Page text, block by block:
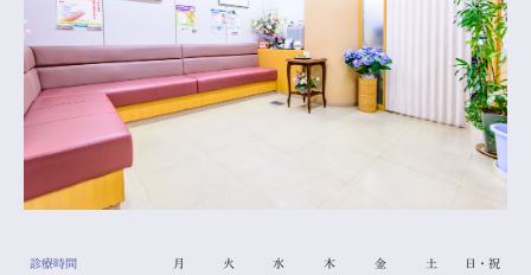
診療時間 月 火 水 木 金 土 日・祝